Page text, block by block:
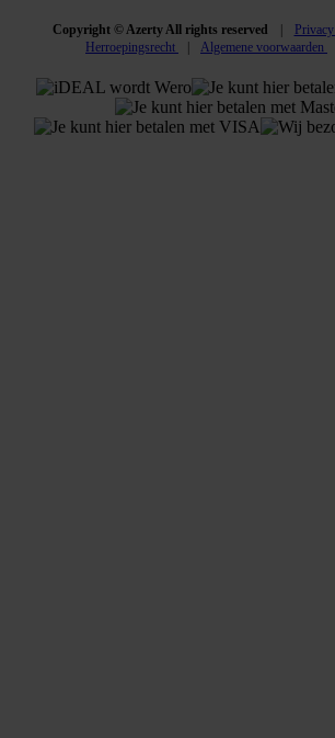
Copyright © Azerty All rights reserved Privacy
Herroepingsrecht
Algemene voorwaarden